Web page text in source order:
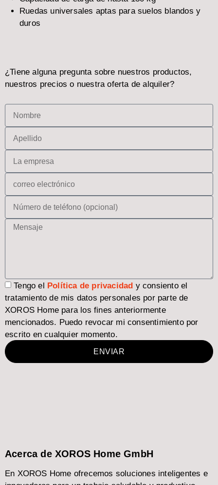
Ruedas universales aptas para suelos blandos y
duros
¿Tiene alguna pregunta sobre nuestros productos,
nuestros precios o nuestra oferta de alquiler?
Tengo el Política de privacidad y consiento el
tratamiento de mis datos personales por parte de
XOROS Home para los fines anteriormente
mencionados. Puedo revocar mi consentimiento por
escrito en cualquier momento.
ENVIAR
Acerca de XOROS Home GmbH
En XOROS Home ofrecemos soluciones inteligentes e